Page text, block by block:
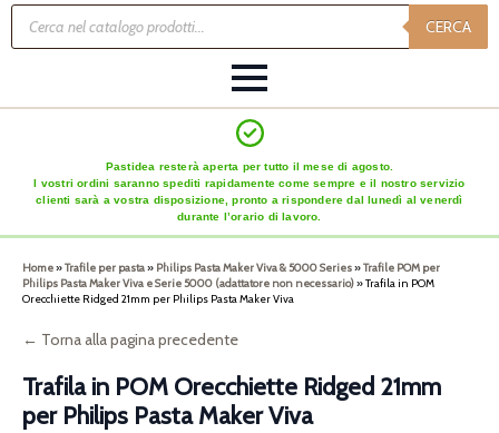
Ricerca
prodotti CERCA
Pastidea resterà aperta per tutto il mese di agosto.
I vostri ordini saranno spediti rapidamente come sempre e il nostro servizio
clienti sarà a vostra disposizione, pronto a rispondere dal lunedì al venerdì
durante l’orario di lavoro.
Home»Trafile per pasta» Philips Pasta Maker Viva & 5000 Series»Trafile POM per
Philips Pasta Maker Viva e Serie 5000 (adattatore non necessario)»Trafila in POM
Orecchiette Ridged 21mm per Philips Pasta Maker Viva
← Torna alla pagina precedente
Trafila in POM Orecchiette Ridged 21mm
per Philips Pasta Maker Viva